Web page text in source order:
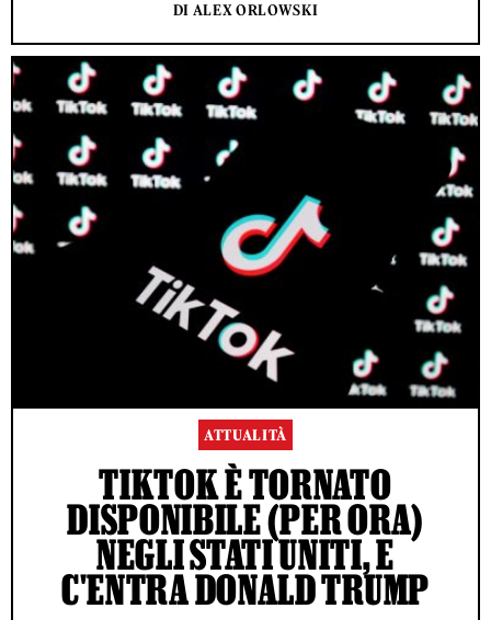
DI ALEX ORLOWSKI
ATTUALITÀ
TIKTOK È TORNATO
DISPONIBILE (PER ORA)
NEGLI STATI UNITI, E
C'ENTRA DONALD TRUMP